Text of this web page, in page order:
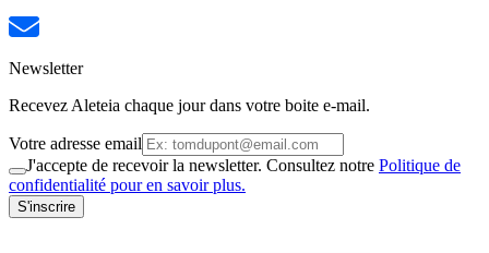
Newsletter
Recevez Aleteia chaque jour dans votre boite e-mail.
Votre adresse email
J'accepte de recevoir la newsletter. Consultez notre Politique de
confidentialité pour en savoir plus.
S'inscrire